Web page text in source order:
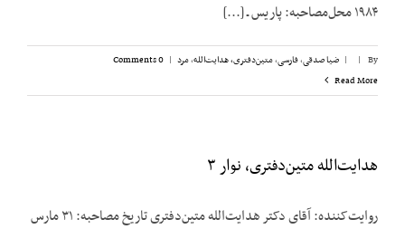
۱۹۸۴ محل‌مصاحبه: پاریس ـ [...]
By
|
| ضیا صدقی,فارسی,متین‌دفتری، هدایت‌الله,مرد |
0 Comments
Read More
هدایت‌الله متین‌دفتری، نوار ۳
روایت‌کننده: آقای دکتر هدایت‌الله متین‌دفتری تاریخ مصاحبه: ۳۱ مارس